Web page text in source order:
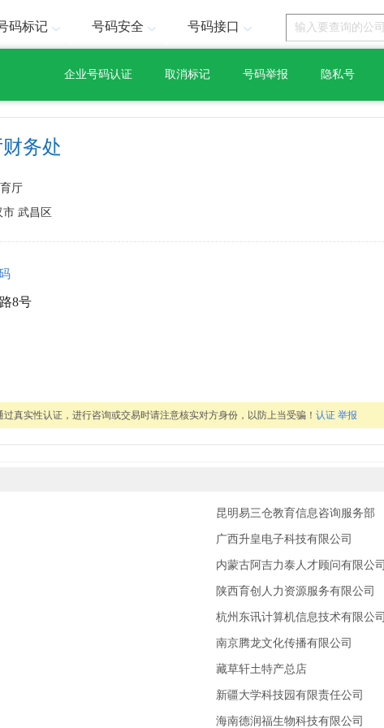
码标记 号码安全 号码接口
企业号码认证 取消标记 号码举报 隐私号
务处
厅
武昌区
8号
真实性认证，进行咨询或交易时请注意核实对方身份，以防上当受骗！ 认证 举报
昆明易三仓教育信息咨询服务部
广西升皇电子科技有限公司
内蒙古阿吉力泰人才顾问有限公司
陕西育创人力资源服务有限公司
杭州东讯计算机信息技术有限公司
南京腾龙文化传播有限公司
藏草轩土特产总店
新疆大学科技园有限责任公司
海南德润福生物科技有限公司